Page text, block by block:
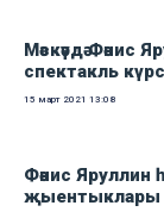
Мәскәүдә
спектакль
15 март 2021 13:08
Фәнис Яруллин
җыентыклары